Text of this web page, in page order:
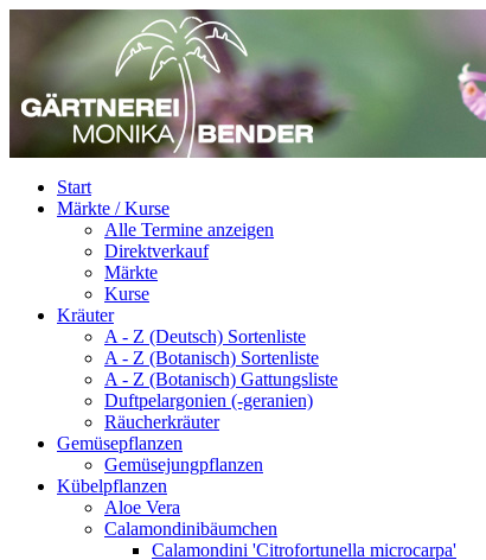
Start
Märkte / Kurse
Alle Termine anzeigen
Direktverkauf
Märkte
Kurse
Kräuter
A - Z (Deutsch) Sortenliste
A - Z (Botanisch) Sortenliste
A - Z (Botanisch) Gattungsliste
Duftpelargonien (-geranien)
Räucherkräuter
Gemüsepflanzen
Gemüsejungpflanzen
Kübelpflanzen
Aloe Vera
Calamondinibäumchen
Calamondini 'Citrofortunella microcarpa'